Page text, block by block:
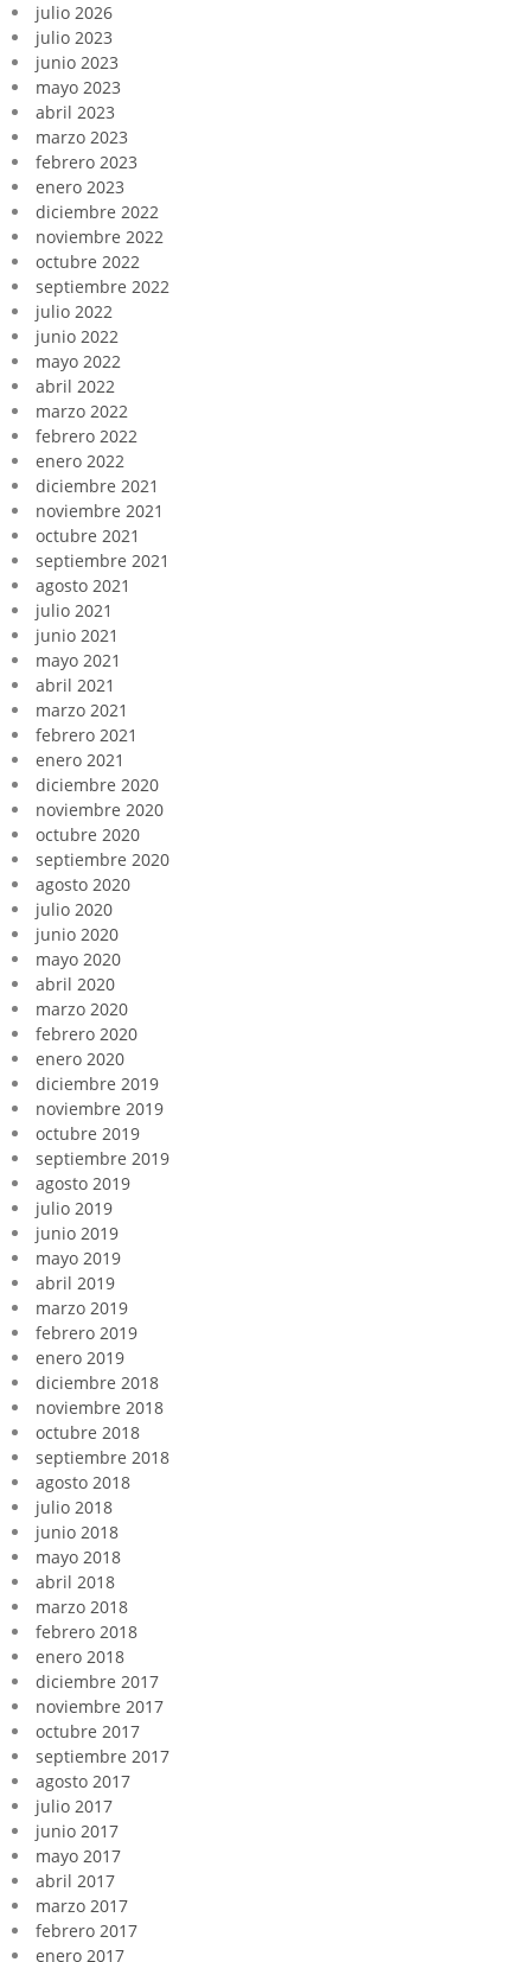
julio 2026
julio 2023
junio 2023
mayo 2023
abril 2023
marzo 2023
febrero 2023
enero 2023
diciembre 2022
noviembre 2022
octubre 2022
septiembre 2022
julio 2022
junio 2022
mayo 2022
abril 2022
marzo 2022
febrero 2022
enero 2022
diciembre 2021
noviembre 2021
octubre 2021
septiembre 2021
agosto 2021
julio 2021
junio 2021
mayo 2021
abril 2021
marzo 2021
febrero 2021
enero 2021
diciembre 2020
noviembre 2020
octubre 2020
septiembre 2020
agosto 2020
julio 2020
junio 2020
mayo 2020
abril 2020
marzo 2020
febrero 2020
enero 2020
diciembre 2019
noviembre 2019
octubre 2019
septiembre 2019
agosto 2019
julio 2019
junio 2019
mayo 2019
abril 2019
marzo 2019
febrero 2019
enero 2019
diciembre 2018
noviembre 2018
octubre 2018
septiembre 2018
agosto 2018
julio 2018
junio 2018
mayo 2018
abril 2018
marzo 2018
febrero 2018
enero 2018
diciembre 2017
noviembre 2017
octubre 2017
septiembre 2017
agosto 2017
julio 2017
junio 2017
mayo 2017
abril 2017
marzo 2017
febrero 2017
enero 2017